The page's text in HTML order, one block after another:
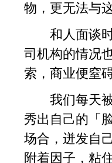
物，更无法与
和人面谈时
司机构的情况
索，商业便窒
我们每天被
秀出自己的「
场合，迸发自
附着因子，粘